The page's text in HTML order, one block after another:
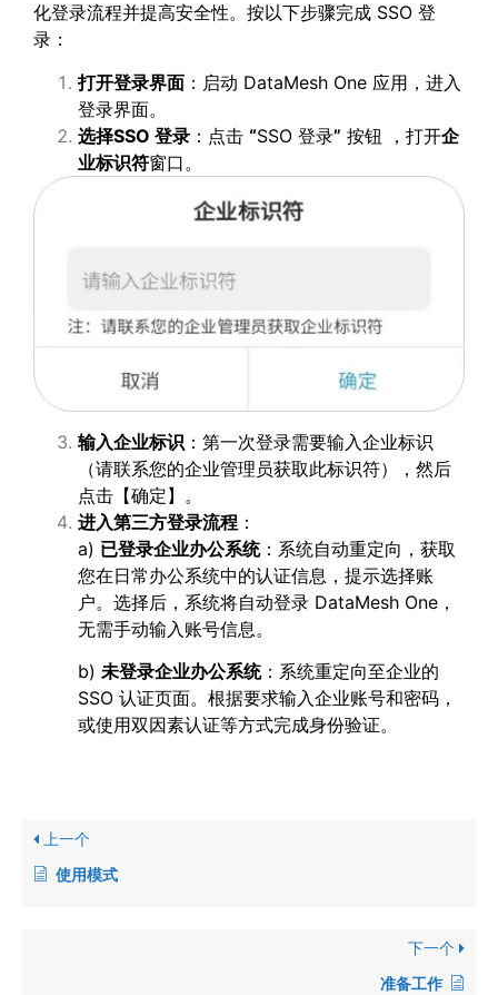
化登录流程并提高安全性。按以下步骤完成 SSO 登
录：
打开登录界面 ：启动 DataMesh One 应用，进入
登录界面。
选择SSO 登录 ：点击 “SSO 登录” 按钮 ，打开企
业标识符窗口。
输入企业标识 ：第一次登录需要输入企业标识
（请联系您的企业管理员获取此标识符），然后
点击【确定】。
进入第三方登录流程 ：
a) 已登录企业办公系统：系统自动重定向，获取
您在日常办公系统中的认证信息，提示选择账
户。选择后，系统将自动登录 DataMesh One，
无需手动输入账号信息。
b) 未登录企业办公系统：系统重定向至企业的
SSO 认证页面。根据要求输入企业账号和密码，
或使用双因素认证等方式完成身份验证。
上一个
使用模式
下一个
准备工作